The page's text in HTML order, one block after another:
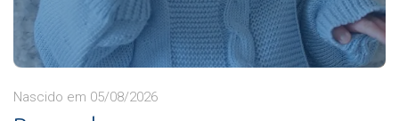
Nascido em 05/08/2026